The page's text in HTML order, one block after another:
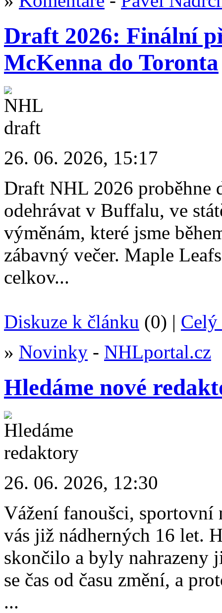
Draft 2026: Finální
McKenna do Toronta
26. 06. 2026, 15:17
Draft NHL 2026 proběhne
odehrávat v Buffalu, ve
výměnám, které jsme
zábavný večer. Maple
celkov...
Diskuze k článku (0) | Celý
» Novinky - NHLportal.cz
Hledáme nové
26. 06. 2026, 12:30
Vážení fanoušci,
vás již nádherných 16 let.
skončilo a byly nahrazeny
se čas od času změní, a
...